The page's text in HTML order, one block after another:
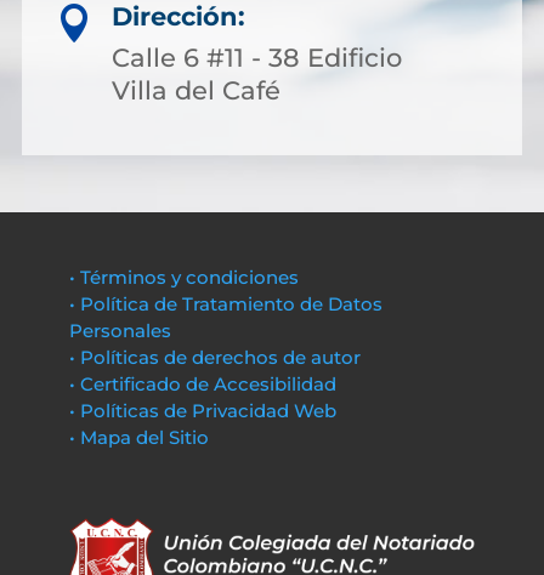

Dirección:
Calle 6 #11 - 38 Edificio
Villa del Café
• Términos y condiciones
• Política de Tratamiento de Datos
Personales
• Políticas de derechos de autor
• Certificado de Accesibilidad
• Políticas de Privacidad Web
• Mapa del Sitio